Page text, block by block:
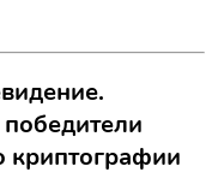
криптографии